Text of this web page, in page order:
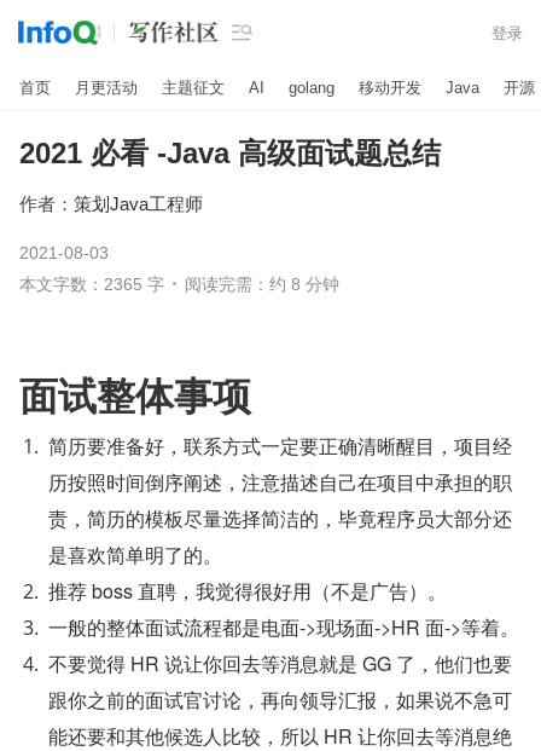
 登录
首页 月更活动 主题征文 AI golang 移动开发 Java 开源
2021 必看 -Java 高级面试题总结
作者： 策划Java工程师
2021-08-03
本文字数：2365 字
阅读完需：约 8 分钟
面试整体事项
简历要准备好，联系方式一定要正确清晰醒目，项目经
历按照时间倒序阐述，注意描述自己在项目中承担的职
责，简历的模板尽量选择简洁的，毕竟程序员大部分还
是喜欢简单明了的。
推荐 boss 直聘，我觉得很好用（不是广告）。
一般的整体面试流程都是电面->现场面->HR 面->等着。
不要觉得 HR 说让你回去等消息就是 GG 了，他们也要
跟你之前的面试官讨论，再向领导汇报，如果说不急可
能还要和其他候选人比较，所以 HR 让你回去等消息绝